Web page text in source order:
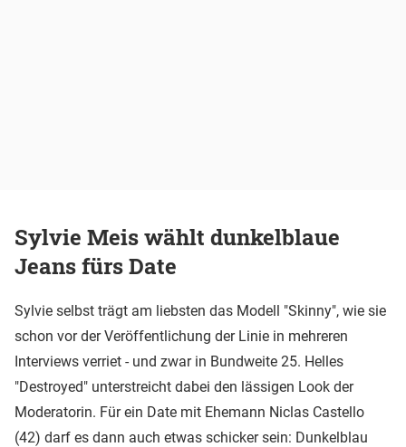
Sylvie Meis wählt dunkelblaue
Jeans fürs Date
Sylvie selbst trägt am liebsten das Modell "Skinny", wie sie
schon vor der Veröffentlichung der Linie in mehreren
Interviews verriet - und zwar in Bundweite 25. Helles
"Destroyed" unterstreicht dabei den lässigen Look der
Moderatorin. Für ein Date mit Ehemann Niclas Castello
(42) darf es dann auch etwas schicker sein: Dunkelblau